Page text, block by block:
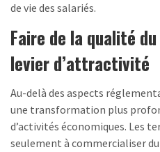
de vie des salariés.
Faire de la qualité
levier d’attractivité
Au-delà des aspects
une transformation plus
d’activités économiques. Les
seulement à commercialiser